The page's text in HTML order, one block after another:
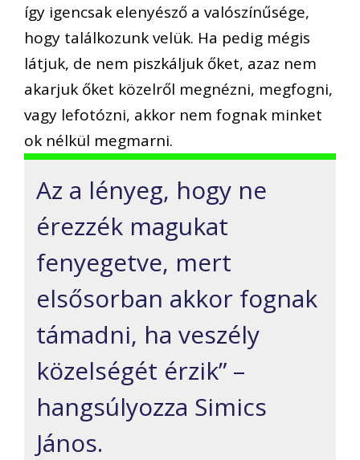
így igencsak elenyésző a valószínűsége,
hogy találkozunk velük. Ha pedig mégis
látjuk, de nem piszkáljuk őket, azaz nem
akarjuk őket közelről megnézni, megfogni,
vagy lefotózni, akkor nem fognak minket
ok nélkül megmarni.
Az a lényeg, hogy ne
érezzék magukat
fenyegetve, mert
elsősorban akkor fognak
támadni, ha veszély
közelségét érzik” –
hangsúlyozza Simics
János.